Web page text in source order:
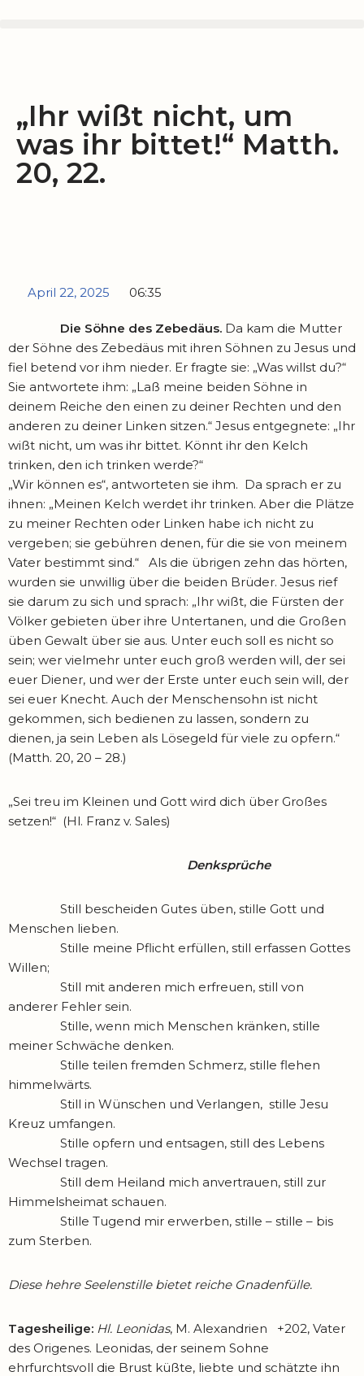
„Ihr wißt nicht, um
was ihr bittet!“ Matth.
20, 22.
April 22, 2025 06:35
Die Söhne des Zebedäus. Da kam die Mutter
der Söhne des Zebedäus mit ihren Söhnen zu Jesus und
fiel betend vor ihm nieder. Er fragte sie: „Was willst du?“
Sie antwortete ihm: „Laß meine beiden Söhne in
deinem Reiche den einen zu deiner Rechten und den
anderen zu deiner Linken sitzen.“ Jesus entgegnete: „Ihr
wißt nicht, um was ihr bittet. Könnt ihr den Kelch
trinken, den ich trinken werde?“
„Wir können es“, antworteten sie ihm. Da sprach er zu
ihnen: „Meinen Kelch werdet ihr trinken. Aber die Plätze
zu meiner Rechten oder Linken habe ich nicht zu
vergeben; sie gebühren denen, für die sie von meinem
Vater bestimmt sind.“ Als die übrigen zehn das hörten,
wurden sie unwillig über die beiden Brüder. Jesus rief
sie darum zu sich und sprach: „Ihr wißt, die Fürsten der
Völker gebieten über ihre Untertanen, und die Großen
üben Gewalt über sie aus. Unter euch soll es nicht so
sein; wer vielmehr unter euch groß werden will, der sei
euer Diener, und wer der Erste unter euch sein will, der
sei euer Knecht. Auch der Menschensohn ist nicht
gekommen, sich bedienen zu lassen, sondern zu
dienen, ja sein Leben als Lösegeld für viele zu opfern.“
(Matth. 20, 20 – 28.)
„Sei treu im Kleinen und Gott wird dich über Großes
setzen!“ (Hl. Franz v. Sales)
Denksprüche
Still bescheiden Gutes üben, stille Gott und
Menschen lieben.
Stille meine Pflicht erfüllen, still erfassen Gottes
Willen;
Still mit anderen mich erfreuen, still von
anderer Fehler sein.
Stille, wenn mich Menschen kränken, stille
meiner Schwäche denken.
Stille teilen fremden Schmerz, stille flehen
himmelwärts.
Still in Wünschen und Verlangen, stille Jesu
Kreuz umfangen.
Stille opfern und entsagen, still des Lebens
Wechsel tragen.
Still dem Heiland mich anvertrauen, still zur
Himmelsheimat schauen.
Stille Tugend mir erwerben, stille – stille – bis
zum Sterben.
Diese hehre Seelenstille bietet reiche Gnadenfülle.
Tagesheilige: Hl. Leonidas, M. Alexandrien +202, Vater
des Origenes. Leonidas, der seinem Sohne
ehrfurchtsvoll die Brust küßte, liebte und schätzte ihn